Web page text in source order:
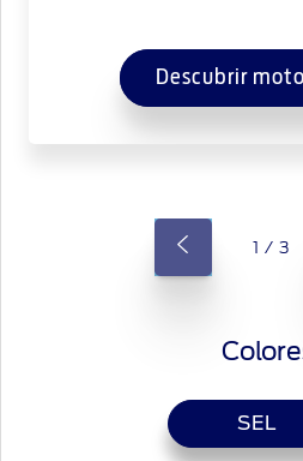
Descubrir
1 / 3
SEL
SEL